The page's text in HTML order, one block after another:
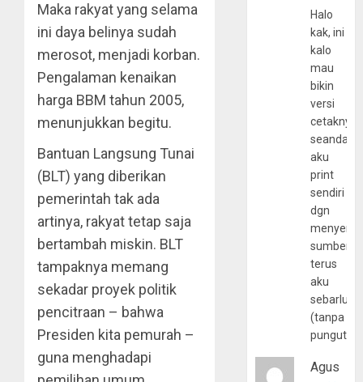
Maka rakyat yang selama
ini daya belinya sudah
merosot, menjadi korban.
Pengalaman kenaikan
harga BBM tahun 2005,
menunjukkan begitu.
Bantuan Langsung Tunai
(BLT) yang diberikan
pemerintah tak ada
artinya, rakyat tetap saja
bertambah miskin. BLT
tampaknya memang
sekadar proyek politik
pencitraan – bahwa
Presiden kita pemurah –
guna menghadapi
Halo
kak, ini
kalo
mau
bikin
versi
cetaknya
aku
print
sendiri
dgn
sumber
terus
aku
(tanpa
Agus